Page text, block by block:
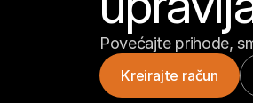
Povećajte prihode,
Kreirajte račun